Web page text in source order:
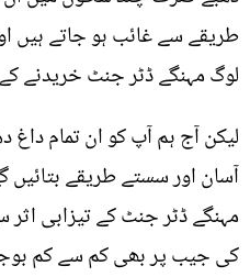
طریقے سے غائب ہو جاتے ہیں
لوگ مہنگے ڈٹر جنٹ خریدنے کے
لیکن آج ہم آپ کو ان تمام
آسان اور سستے طریقے
مہنگے ڈٹر جنٹ کے تیزابی
کی جیب پر بھی کم سے کم